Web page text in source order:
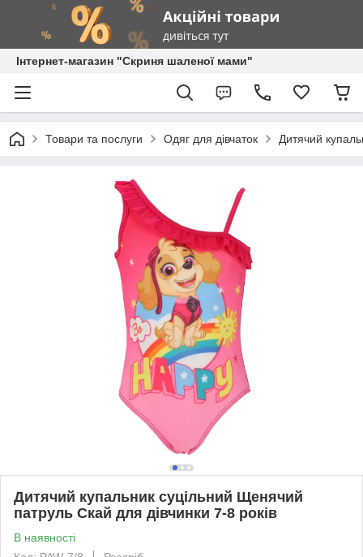
Інтернет-магазин "Скриня шаленої мами"
Товари та послуги Одяг для дівчаток Дитячий
Дитячий купальник суцільний Щенячий
патруль Скай для дівчинки 7-8 років
В наявності